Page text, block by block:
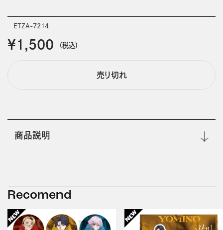
ETZA-7214
￥1,500 (税込)
売り切れ
商品説明
Recomend